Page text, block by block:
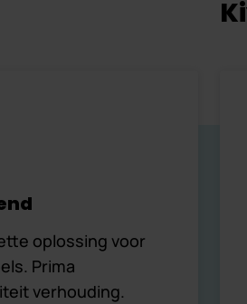
oplossing voor
Prima
verhouding.